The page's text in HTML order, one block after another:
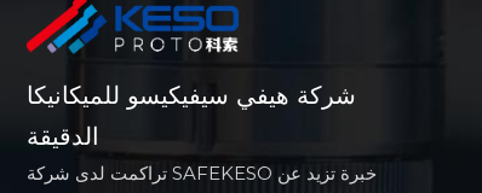
شركة هيفي سيفيكيسو للميكانيكا
الدقيقة
تراكمت لدى شركة SAFEKESO خبرة تزيد عن